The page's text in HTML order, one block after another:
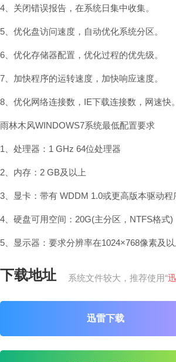
4、关闭错误报告，在系统日集中收集。
5、优化盘访问速度，自动优化系统分区。
6、优化存储器配置，优化过程的优先级。
7、加快程序的运转速度，加快响应速度。
8、优化网络连接数，IE下载连接数，网速快。
雨林木风WINDOWS7系统最低配置要求
1、处理器：1 GHz 64位处理器
2、内存：2 GB及以上
3、显卡：带有 WDDM 1.0或更高版本驱动
4、硬盘可用空间：20G(主分区，NTFS格式)
5、显示器：要求分辨率在1024×768像素及
下载地址 系统文件较大，推荐使用“
迅雷下载